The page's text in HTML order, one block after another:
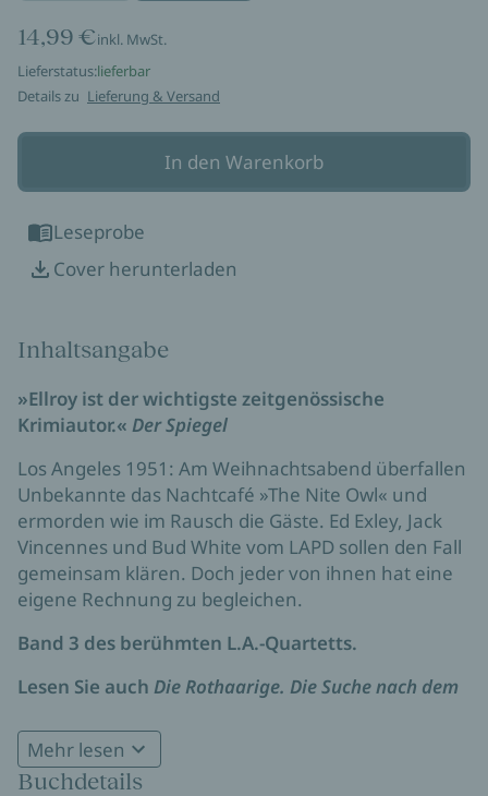
14,99 €inkl. MwSt.
Lieferstatus:lieferbar
Details zu Lieferung & Versand
In den Warenkorb
Leseprobe
Cover herunterladen
Inhaltsangabe
»Ellroy ist der wichtigste zeitgenössische
Krimiautor.« Der Spiegel
Los Angeles 1951: Am Weihnachtsabend überfallen
Unbekannte das Nachtcafé »The Nite Owl« und
ermorden wie im Rausch die Gäste. Ed Exley, Jack
Vincennes und Bud White vom LAPD sollen den Fall
gemeinsam klären. Doch jeder von ihnen hat eine
eigene Rechnung zu begleichen.
Band 3 des berühmten L.A.-Quartetts.
Lesen Sie auch Die Rothaarige. Die Suche nach dem
autobiographischen Text; ein Klassiker der
Kriminalliteratur.
Mehr lesen
Buchdetails